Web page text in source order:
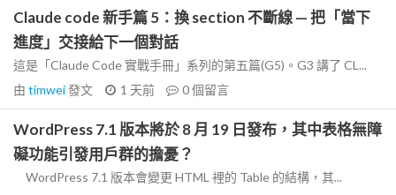
Claude code 新手篇 5：換 section 不斷線 — 把「當下
進度」交接給下一個對話
這是「Claude Code 實戰手冊」系列的第五篇(G5)。G3 講了 CL...
由 timwei發文 1 天前 0個留言
WordPress 7.1 版本將於 8 月 19 日發布，其中表格無障
礙功能引發用戶群的擔憂？
WordPress 7.1 版本會變更 HTML 裡的 Table 的結構，其...